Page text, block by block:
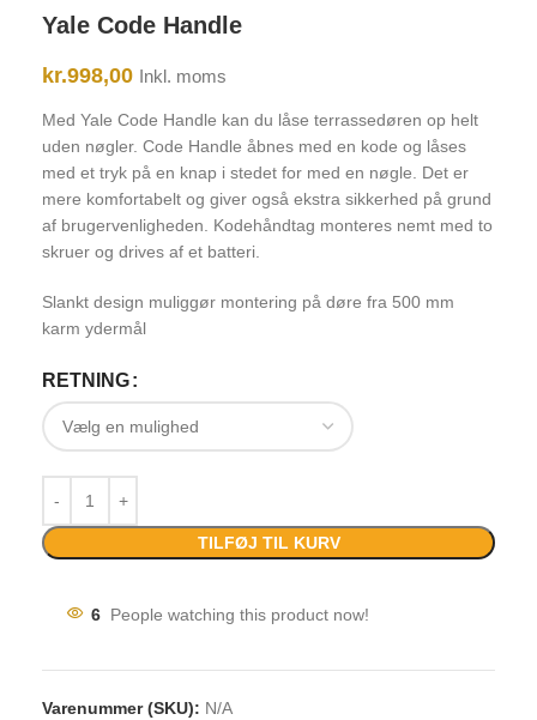
Yale Code Handle
kr.998,00 Inkl. moms
Med Yale Code Handle kan du låse terrassedøren op helt
uden nøgler. Code Handle åbnes med en kode og låses
med et tryk på en knap i stedet for med en nøgle. Det er
mere komfortabelt og giver også ekstra sikkerhed på grund
af brugervenligheden. Kodehåndtag monteres nemt med to
skruer og drives af et batteri.
Slankt design muliggør montering på døre fra 500 mm
karm ydermål
RETNING
TILFØJ TIL KURV
6 People watching this product now!
Varenummer (SKU): N/A